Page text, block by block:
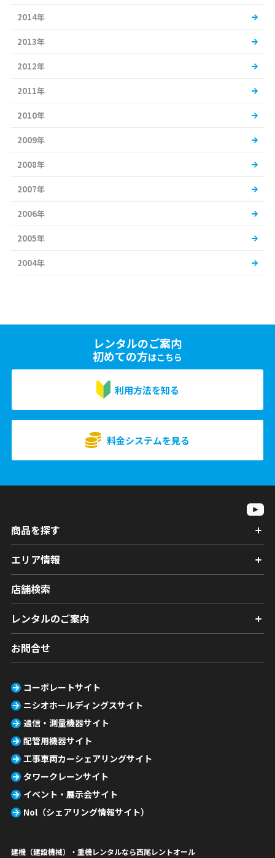
2014年
2013年
2012年
2011年
2010年
2009年
2008年
2007年
2006年
2005年
2004年
レンタルのご案内
初めての方はこちら
利用方法を知る
料金システムを見る
商品を探す
エリア情報
店舗検索
レンタルのご案内
お問合せ
コーポレートサイト
ニシオホールディングスサイト
通信・測量機器サイト
配管用機器サイト
工事車両カーシェアリングサイト
タワークレーンサイト
イベント・展示会サイト
Nol（シェアリング情報サイト）
建機（建設機械）・重機レンタルなら西尾レントオール